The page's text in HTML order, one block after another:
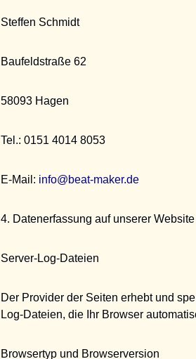
Steffen Schmidt
Baufeldstraße 62
58093 Hagen
Tel.: 0151 4014 8053
E-Mail: info@beat-maker.de
4. Datenerfassung auf unserer Website
Server-Log-Dateien
Der Provider der Seiten erhebt und
Log-Dateien, die Ihr Browser
Browsertyp und Browserversion